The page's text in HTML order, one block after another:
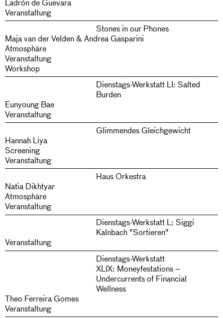
Veranstaltung
Stones in our Phones
Maja van der Velden & Andrea Gasparini
Atmosphäre
Veranstaltung
Workshop
Dienstags-Werkstatt LI: Salted
Burden
Eunyoung Bae
Veranstaltung
Glimmendes Gleichgewicht
Hannah Liya
Screening
Veranstaltung
Haus Orkestra
Natia Dikhtyar
Atmosphäre
Veranstaltung
Dienstags-Werkstatt L: Siggi
Kalnbach "Sortieren"
Veranstaltung
Dienstags-Werkstatt
XLIX: Moneyfestations –
Undercurrents of Financial
Wellness
Theo Ferreira Gomes
Veranstaltung